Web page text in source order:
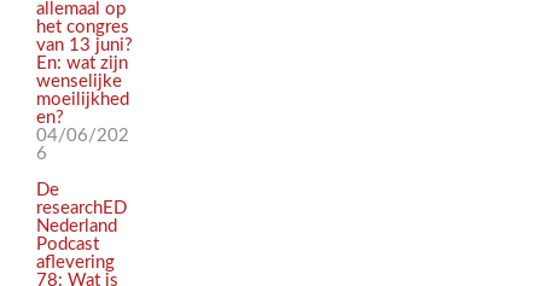
allemaal op
het congres
van 13 juni?
En: wat zijn
wenselijke
moeilijkhed
en?
04/06/202
6
De
researchED
Nederland
Podcast
aflevering
78: Wat is